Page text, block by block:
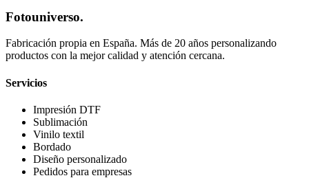
Fotouniverso.
Fabricación propia en España. Más de 20 años personalizando
productos con la mejor calidad y atención cercana.
Servicios
Impresión DTF
Sublimación
Vinilo textil
Bordado
Diseño personalizado
Pedidos para empresas